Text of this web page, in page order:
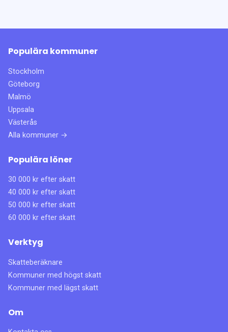
Populära kommuner
Stockholm
Göteborg
Malmö
Uppsala
Västerås
Alla kommuner →
Populära löner
30 000 kr efter skatt
40 000 kr efter skatt
50 000 kr efter skatt
60 000 kr efter skatt
Verktyg
Skatteberäknare
Kommuner med högst skatt
Kommuner med lägst skatt
Om